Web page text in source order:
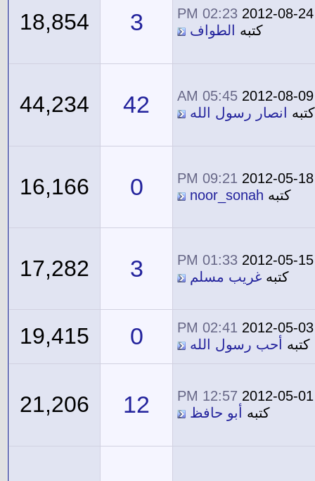
2012-08-24
02:23 PM
كتبه
الطواف 3
18,854
2012-08-09
05:45 AM
كتبه
انصار رسول الله 42
44,234
2012-05-18
09:21 PM
كتبه noor_sonah
0
16,166
2012-05-15
01:33 PM
كتبه غريب مسلم 3
17,282
2012-05-03
02:41 PM
كتبه
أحب رسول الله 0
19,415
2012-05-01
12:57 PM
كتبه
أبو حافظ 12
21,206